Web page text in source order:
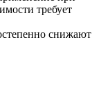
требует
снижают